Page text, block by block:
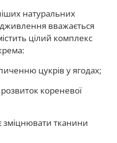
натуральних
вважається
цілий комплекс
цукрів у ягодах;
кореневої
зміцнювати тканини